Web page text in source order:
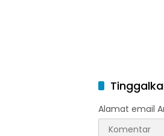
Alamat email